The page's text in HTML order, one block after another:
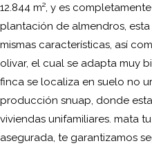
12.844 m², y es
plantación de almendros,
mismas características, así
olivar, el cual se adapta muy
finca se localiza en suelo no
producción snuap, donde
viviendas unifamiliares. mata
asegurada, te garantizamos